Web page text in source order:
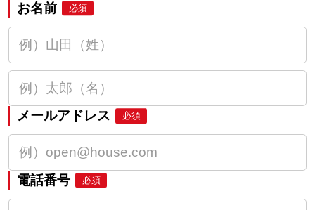
お名前 必須
メールアドレス 必須
電話番号 必須